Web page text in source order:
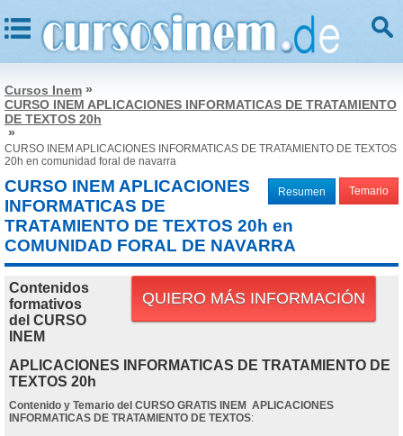
Cursos Inem »
CURSO INEM APLICACIONES INFORMATICAS DE TRATAMIENTO
DE TEXTOS 20h
»
CURSO INEM APLICACIONES INFORMATICAS DE TRATAMIENTO DE TEXTOS
20h en comunidad foral de navarra
Resumen Temario
CURSO INEM APLICACIONES
INFORMATICAS DE
TRATAMIENTO DE TEXTOS 20h en
COMUNIDAD FORAL DE NAVARRA
QUIERO MÁS INFORMACIÓN
Contenidos
formativos
del CURSO
INEM
APLICACIONES INFORMATICAS DE TRATAMIENTO DE
TEXTOS 20h
Contenido y Temario del CURSO GRATIS INEM APLICACIONES
INFORMATICAS DE TRATAMIENTO DE TEXTOS: